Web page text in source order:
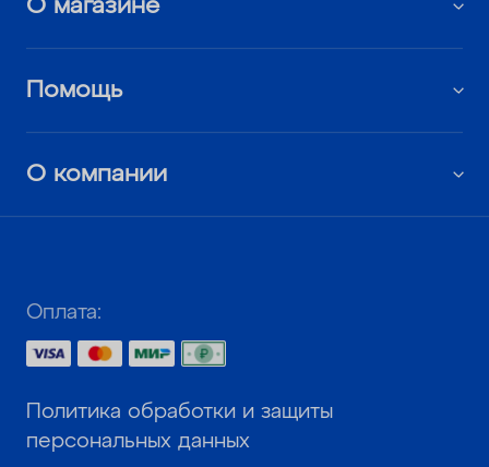
О магазине
Помощь
О компании
Оплата:
Политика обработки и защиты
персональных данных